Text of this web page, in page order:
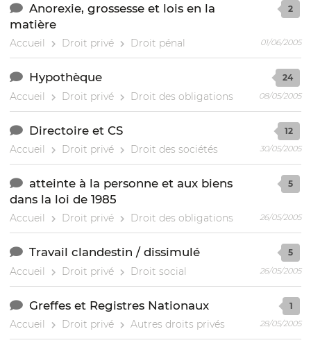
Anorexie, grossesse et lois en la
matière
Accueil Droit privé Droit pénal
2
01/06/2005
Hypothèque
Accueil Droit privé Droit des obligations
24
08/05/2005
Directoire et CS
Accueil Droit privé Droit des sociétés
12
30/05/2005
atteinte à la personne et aux biens
dans la loi de 1985
Accueil Droit privé Droit des obligations
5
26/05/2005
Travail clandestin / dissimulé
Accueil Droit privé Droit social
5
26/05/2005
Greffes et Registres Nationaux
Accueil Droit privé Autres droits privés
1
28/05/2005